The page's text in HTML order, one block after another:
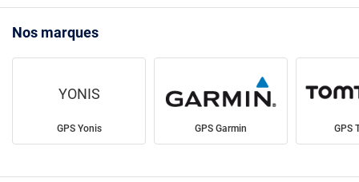
Nos marques
YONIS
GPS Yonis GPS Garmin GPS